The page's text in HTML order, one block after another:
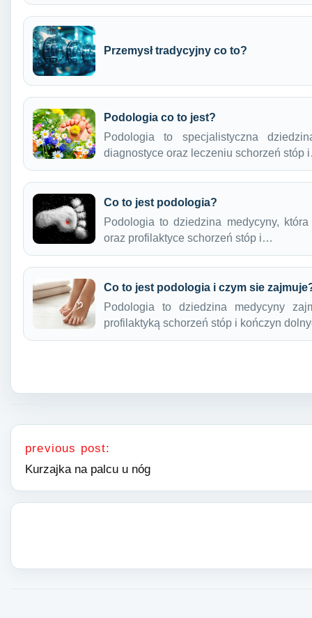
Przemysł tradycyjny co to?
Podologia co to jest?
Podologia to specjalistyczna
diagnostyce oraz leczeniu schorzeń stóp
Co to jest podologia?
Podologia to dziedzina medycyny,
oraz profilaktyce schorzeń stóp i…
Co to jest podologia i czym sie
Podologia to dziedzina medycyny
profilaktyką schorzeń stóp i kończyn
Nawigacja wpisu
previous post:
Kurzajka na palcu u nóg